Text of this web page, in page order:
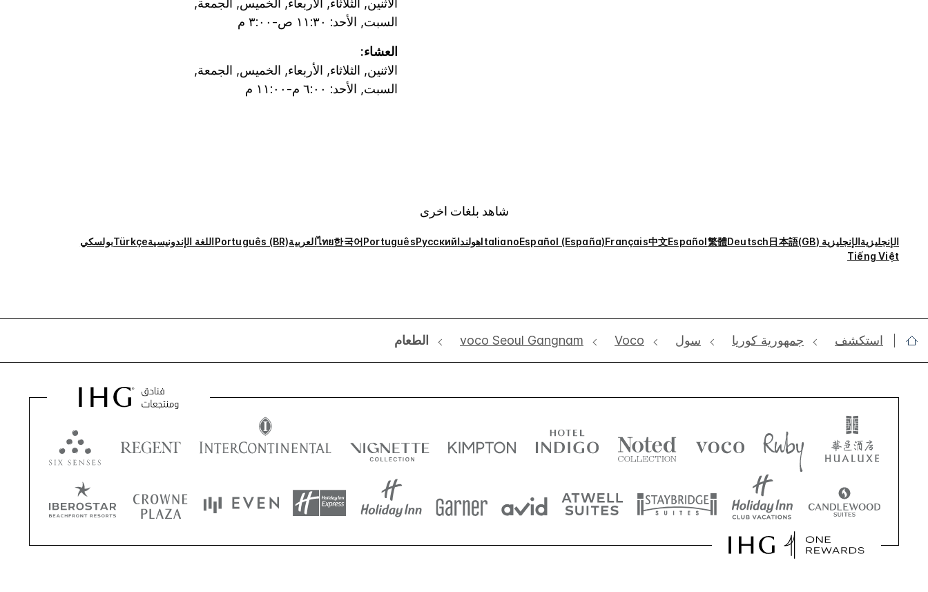
الاثنين, الثلاثاء, الأربعاء, الخميس, الجمعة,
السبت, الأحد: ١١:٣٠ ص-٣:٠٠ م
العشاء:
الاثنين, الثلاثاء, الأربعاء, الخميس, الجمعة,
السبت, الأحد: ٦:٠٠ م-١١:٠٠ م
شاهد بلغات أخرى
الإنجليزيةالإنجليزية (GB) 日本語
Deutsch
繁體
Español
中文
Français
Español (España)
ItalianoهولنداРусский
Português
한국어
ไทยالعربيةPortuguês (BR)اللغة الإندونيسيةTürkçeبولسكي
Tiếng Việt
استكشف جمهورية كوريا سول Voco
voco Seoul Gangnam الطعام